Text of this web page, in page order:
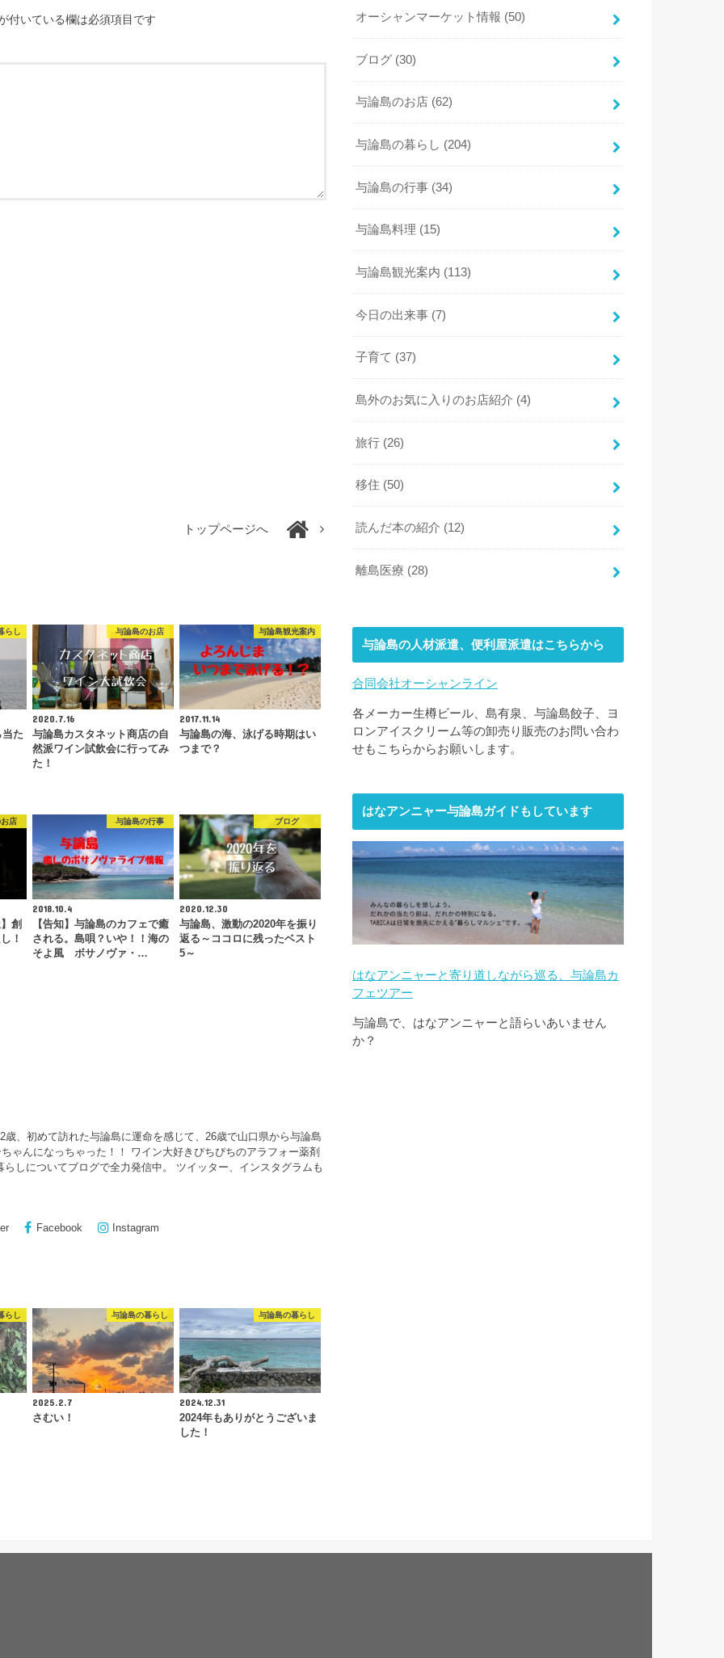
付いている欄は必須項目です
トップページへ
らし
た
与論島のお店
2020.7.16
与論島カスタネット商店の自
然派ワイン試飲会に行ってみ
た！
与論島観光案内
2017.11.14
与論島の海、泳げる時期はい
つまで？
店
創
！
与論島の行事
2018.10.4
【告知】与論島のカフェで癒
される。島唄？いや！！海の
そよ風 ボサノヴァ・…
ブログ
2020.12.30
与論島、激動の2020年を振り
返る～ココロに残ったベスト
5～
、初めて訪れた与論島に運命を感じて、26歳で山口県から与論島
ゃんになっちゃった！！ ワイン大好きぴちぴちのアラフォー薬剤
しについてブログで全力発信中。 ツイッター、インスタグラムも
Facebook Instagram
らし 与論島の暮らし
2025.2.7
さむい！
与論島の暮らし
2024.12.31
2024年もありがとうございま
した！
オーシャンマーケット情報 (50)
ブログ (30)
与論島のお店 (62)
与論島の暮らし (204)
与論島の行事 (34)
与論島料理 (15)
与論島観光案内 (113)
今日の出来事 (7)
子育て (37)
島外のお気に入りのお店紹介 (4)
旅行 (26)
移住 (50)
読んだ本の紹介 (12)
離島医療 (28)
与論島の人材派遣、便利屋派遣はこちらから
合同会社オーシャンライン
各メーカー生樽ビール、島有泉、与論島餃子、ヨ
ロンアイスクリーム等の卸売り販売のお問い合わ
せもこちらからお願いします。
はなアンニャー与論島ガイドもしています
はなアンニャーと寄り道しながら巡る、与論島カ
フェツアー
与論島で、はなアンニャーと語らいあいません
か？